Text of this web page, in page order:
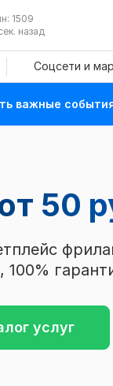
1509
назад
Соцсети и
важные
50
услуг